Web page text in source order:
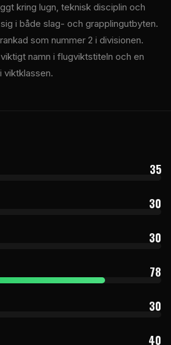
kring lugn, teknisk disciplin och
i både slag- och grapplingutbyten.
som nummer 2 i divisionen.
namn i flugviktstiteln och en
viktklassen.
35
30
30
78
30
40